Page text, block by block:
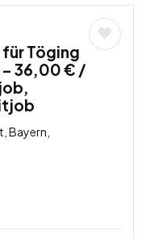
Töging
36,00 € /
Bayern,